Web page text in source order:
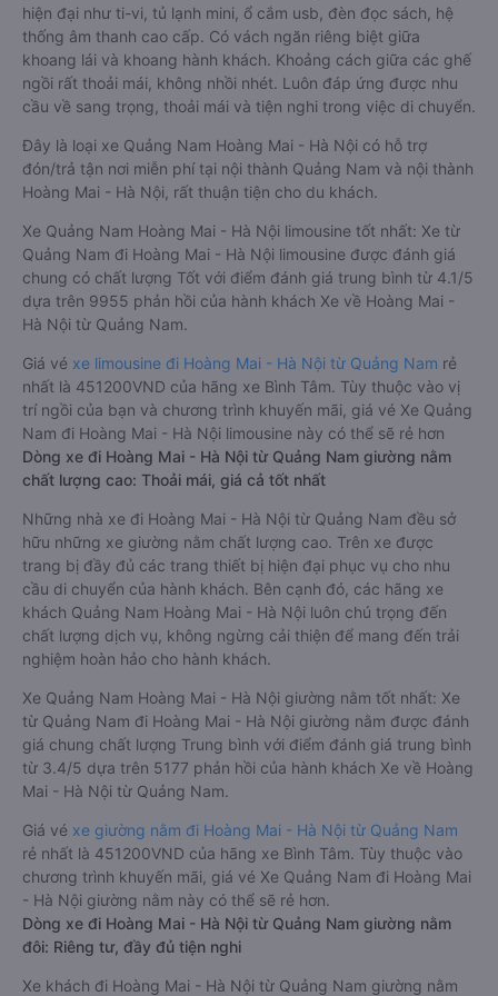
hiện đại như ti-vi, tủ lạnh mini, ổ cắm usb, đèn đọc sách, hệ
thống âm thanh cao cấp. Có vách ngăn riêng biệt giữa
khoang lái và khoang hành khách. Khoảng cách giữa các ghế
ngồi rất thoải mái, không nhồi nhét. Luôn đáp ứng được nhu
cầu về sang trọng, thoải mái và tiện nghi trong việc di chuyển.
Đây là loại xe Quảng Nam Hoàng Mai - Hà Nội có hỗ trợ
đón/trả tận nơi miễn phí tại nội thành Quảng Nam và nội thành
Hoàng Mai - Hà Nội, rất thuận tiện cho du khách.
Xe Quảng Nam Hoàng Mai - Hà Nội limousine tốt nhất: Xe từ
Quảng Nam đi Hoàng Mai - Hà Nội limousine được đánh giá
chung có chất lượng Tốt với điểm đánh giá trung bình từ 4.1/5
dựa trên 9955 phản hồi của hành khách Xe về Hoàng Mai -
Hà Nội từ Quảng Nam.
Giá vé xe limousine đi Hoàng Mai - Hà Nội từ Quảng Nam rẻ
nhất là 451200VND của hãng xe Bình Tâm. Tùy thuộc vào vị
trí ngồi của bạn và chương trình khuyến mãi, giá vé Xe Quảng
Nam đi Hoàng Mai - Hà Nội limousine này có thể sẽ rẻ hơn
Dòng xe đi Hoàng Mai - Hà Nội từ Quảng Nam giường nằm
chất lượng cao: Thoải mái, giá cả tốt nhất
Những nhà xe đi Hoàng Mai - Hà Nội từ Quảng Nam đều sở
hữu những xe giường nằm chất lượng cao. Trên xe được
trang bị đầy đủ các trang thiết bị hiện đại phục vụ cho nhu
cầu di chuyển của hành khách. Bên cạnh đó, các hãng xe
khách Quảng Nam Hoàng Mai - Hà Nội luôn chú trọng đến
chất lượng dịch vụ, không ngừng cải thiện để mang đến trải
nghiệm hoàn hảo cho hành khách.
Xe Quảng Nam Hoàng Mai - Hà Nội giường nằm tốt nhất: Xe
từ Quảng Nam đi Hoàng Mai - Hà Nội giường nằm được đánh
giá chung chất lượng Trung bình với điểm đánh giá trung bình
từ 3.4/5 dựa trên 5177 phản hồi của hành khách Xe về Hoàng
Mai - Hà Nội từ Quảng Nam.
Giá vé xe giường nằm đi Hoàng Mai - Hà Nội từ Quảng Nam
rẻ nhất là 451200VND của hãng xe Bình Tâm. Tùy thuộc vào
chương trình khuyến mãi, giá vé Xe Quảng Nam đi Hoàng Mai
- Hà Nội giường nằm này có thể sẽ rẻ hơn.
Dòng xe đi Hoàng Mai - Hà Nội từ Quảng Nam giường nằm
đôi: Riêng tư, đầy đủ tiện nghi
Xe khách đi Hoàng Mai - Hà Nội từ Quảng Nam giường nằm